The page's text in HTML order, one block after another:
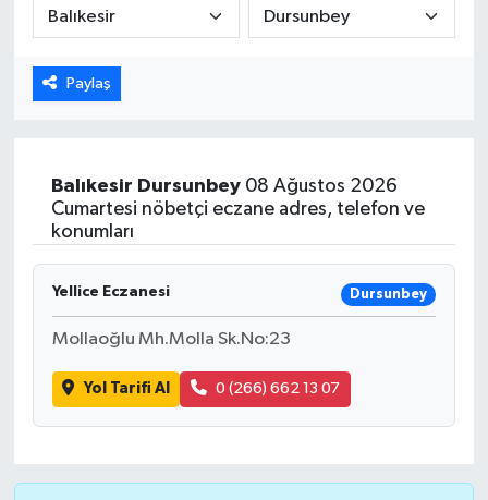
Paylaş
Balıkesir Dursunbey08 Ağustos 2026
Cumartesi nöbetçi eczane adres, telefon ve
konumları
Yellice Eczanesi Dursunbey
Mollaoğlu Mh.Molla Sk.No:23
Yol Tarifi Al 0 (266) 662 13 07
ÖZEL HABER
DTO